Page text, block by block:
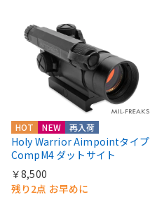
HOT NEW 再入荷
Holy Warrior Aimpointタイプ
CompM4 ダットサイト
￥8,500
残り2点 お早めに